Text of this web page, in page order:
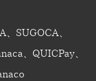
SUGOCA、
、QUICPay、